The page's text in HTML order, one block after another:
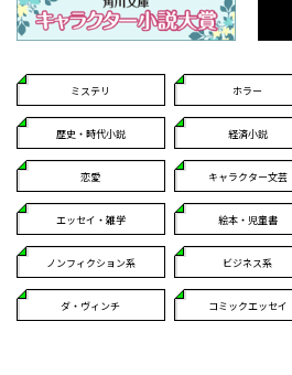
ミステリ ホラー
歴史・時代小説 経済小説
恋愛 キャラクター文芸
エッセイ・雑学 絵本・児童書
ノンフィクション系 ビジネス系
ダ・ヴィンチ コミックエッセイ